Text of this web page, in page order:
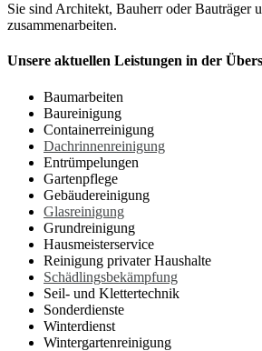
Sie sind Architekt, Bauherr oder Bauträger
zusammenarbeiten.
Unsere aktuellen Leistungen in der
Baumarbeiten
Baureinigung
Containerreinigung
Dachrinnenreinigung
Entrümpelungen
Gartenpflege
Gebäudereinigung
Glasreinigung
Grundreinigung
Hausmeisterservice
Reinigung privater Haushalte
Schädlingsbekämpfung
Seil- und Klettertechnik
Sonderdienste
Winterdienst
Wintergartenreinigung